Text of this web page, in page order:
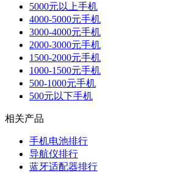
5000元以上手机
4000-5000元手机
3000-4000元手机
2000-3000元手机
1500-2000元手机
1000-1500元手机
500-1000元手机
500元以下手机
相关产品
手机电池排行
导航仪排行
蓝牙适配器排行